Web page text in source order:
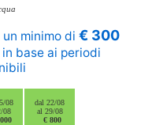
un minimo di€ 300
in base ai periodi
08
08
dal 22/08
al 29/08
€ 800